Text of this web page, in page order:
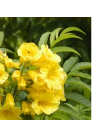
stans